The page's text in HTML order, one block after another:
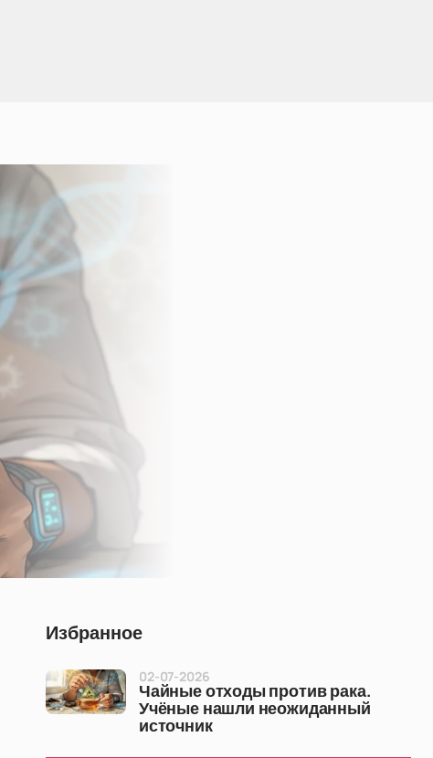
Избранное
Чайные отходы против рака.
Учёные нашли неожиданный
источник
02-07-2026